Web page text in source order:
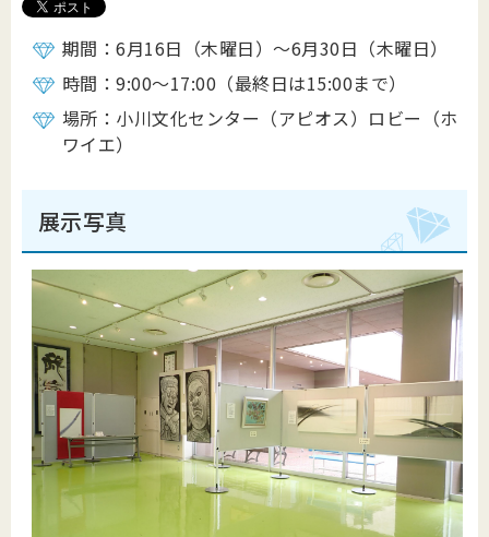
期間：6月16日（木曜日）～6月30日（木曜日）
時間：9:00～17:00（最終日は15:00まで）
場所：小川文化センター（アピオス）ロビー（ホ
ワイエ）
展示写真